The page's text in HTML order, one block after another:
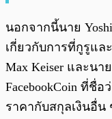
นอกจากนี้นาย
เกี่ยวกับการที่กูรูแล
Max Keiser และนา
FacebookCoin ที่ชื่อ
ราคากับสกุลเงินอื่น